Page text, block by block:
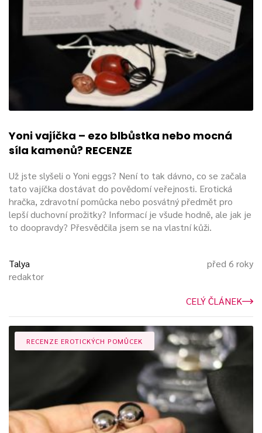
Yoni vajíčka – ezo blbůstka nebo mocná
síla kamenů? RECENZE
Už jste slyšeli o Yoni eggs? Není to tak dávno, co se začala
tato vajíčka dostávat do povědomí veřejnosti. Erotická
hračka, zdravotní pomůcka nebo posvátný předmět pro
lepší duchovní prožitky? Informací je všude hodně, ale jak je
to doopravdy? Přesvědčila jsem se na vlastní kůži.
Talya
redaktor
před 6 roky
CELÝ ČLÁNEK
RECENZE EROTICKÝCH POMŮCEK